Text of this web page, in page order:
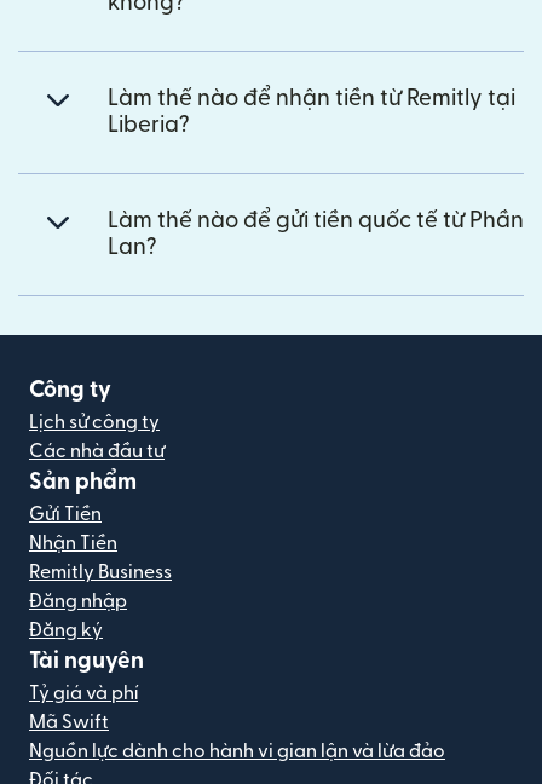
Làm thế nào để nhận tiền từ Remitly tại
Liberia?
Làm thế nào để gửi tiền quốc tế từ Phần
Lan?
Công ty
Lịch sử công ty
Các nhà đầu tư
Sản phẩm
Gửi Tiền
Nhận Tiền
Remitly Business
Đăng nhập
Đăng ký
Tài nguyên
Tỷ giá và phí
Mã Swift
Nguồn lực dành cho hành vi gian lận và lừa đảo
Đối tác